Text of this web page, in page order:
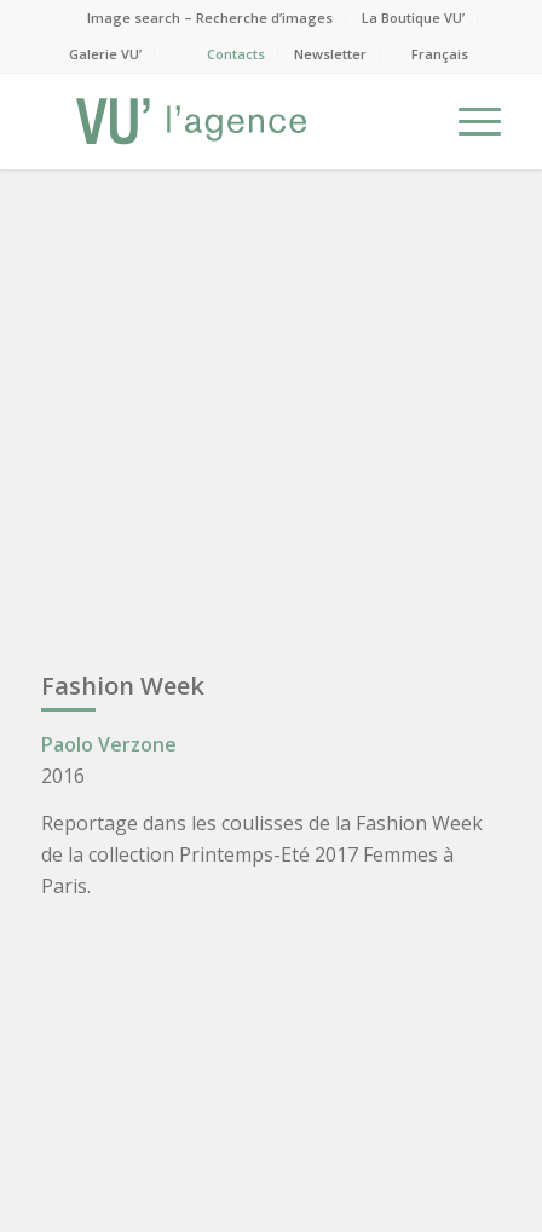
Image search – Recherche d’images
La Boutique VU’
Galerie VU’
Contacts Newsletter Français
Fashion Week
Paolo Verzone
2016
Reportage dans les coulisses de la Fashion Week
de la collection Printemps-Eté 2017 Femmes à
Paris.